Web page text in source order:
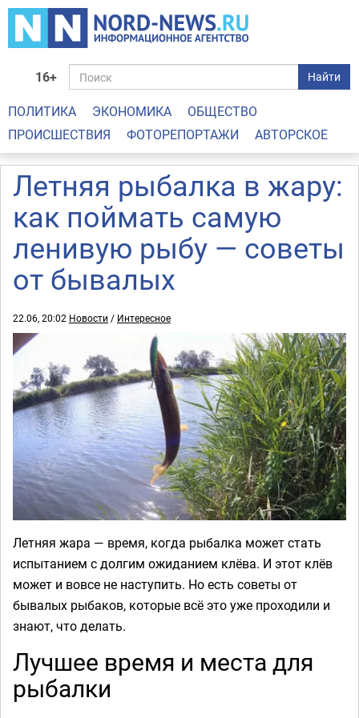
16+ Найти
ПОЛИТИКА ЭКОНОМИКА
ОБЩЕСТВО
ПРОИСШЕСТВИЯ
ФОТОРЕПОРТАЖИ АВТОРСКОЕ
Летняя рыбалка в жару:
как поймать самую
ленивую рыбу — советы
от бывалых
22.06, 20:02 Новости / Интересное
Летняя жара — время, когда рыбалка может стать
испытанием с долгим ожиданием клёва. И этот клёв
может и вовсе не наступить. Но есть советы от
бывалых рыбаков, которые всё это уже проходили и
знают, что делать.
Лучшее время и места для
рыбалки